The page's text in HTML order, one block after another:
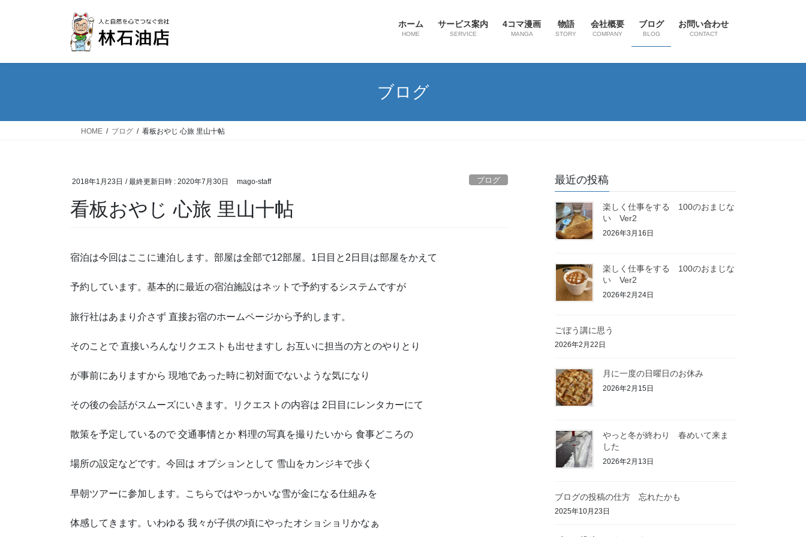
ツ
ッ
シ
移
ホーム
HOME
サービス案内
SERVICE
4コマ漫画
MANGA
物語
STORY
会社概要
COMPANY
ブログ
BLOG
お問い合わせ
CONTACT
ブログ
HOME ブログ 看板おやじ 心旅 里山十帖
2018年1月23日 / 最終更新日時 : 2020年7月30日 mago-staff ブログ
看板おやじ 心旅 里山十帖
宿泊は今回はここに連泊します。部屋は全部で12部屋。1日目と2日目は部屋をかえて
予約しています。基本的に最近の宿泊施設はネットで予約するシステムですが
旅行社はあまり介さず 直接お宿のホームページから予約します。
そのことで 直接いろんなリクエストも出せますし お互いに担当の方とのやりとり
が事前にありますから 現地であった時に初対面でないような気になり
その後の会話がスムーズにいきます。リクエストの内容は 2日目にレンタカーにて
散策を予定しているので 交通事情とか 料理の写真を撮りたいから 食事どころの
場所の設定などです。今回は オプションとして 雪山をカンジキで歩く
早朝ツアーに参加します。こちらではやっかいな雪が金になる仕組みを
体感してきます。いわゆる 我々が子供の頃にやったオショショリかなぁ
最近の投稿
楽しく仕事をする 100のおまじな
い Ver2
2026年3月16日
楽しく仕事をする 100のおまじな
い Ver2
2026年2月24日
ごぼう講に思う
2026年2月22日
月に一度の日曜日のお休み
2026年2月15日
やっと冬が終わり 春めいて来ま
した
2026年2月13日
ブログの投稿の仕方 忘れたかも
2025年10月23日